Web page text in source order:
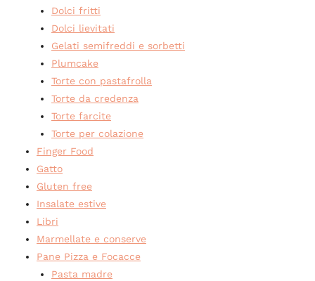
Dolci fritti
Dolci lievitati
Gelati semifreddi e sorbetti
Plumcake
Torte con pastafrolla
Torte da credenza
Torte farcite
Torte per colazione
Finger Food
Gatto
Gluten free
Insalate estive
Libri
Marmellate e conserve
Pane Pizza e Focacce
Pasta madre